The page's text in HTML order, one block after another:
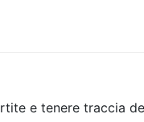
e tenere traccia